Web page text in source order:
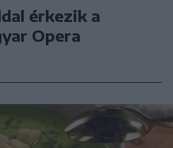
érkezik a
Opera